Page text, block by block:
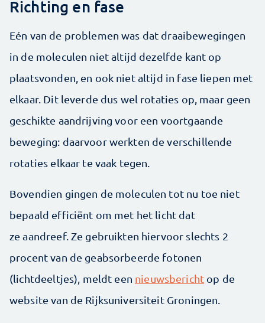
Richting en fase
Eén van de problemen was dat draaibewegingen
in de moleculen niet altijd dezelfde kant op
plaatsvonden, en ook niet altijd in fase liepen met
elkaar. Dit leverde dus wel rotaties op, maar geen
geschikte aandrijving voor een voortgaande
beweging: daarvoor werkten de verschillende
rotaties elkaar te vaak tegen.
Bovendien gingen de moleculen tot nu toe niet
bepaald efficiënt om met het licht dat
ze aandreef. Ze gebruikten hiervoor slechts 2
procent van de geabsorbeerde fotonen
(lichtdeeltjes), meldt een nieuwsbericht op de
website van de Rijksuniversiteit Groningen.